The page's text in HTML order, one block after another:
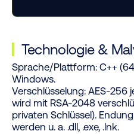
Technologie &
Sprache/Plattform:C++
Windows.
Verschlüsselung:AES-256
wird mit RSA-2048
privaten Schlüssel).
werden u. a. .dll, .exe, .lnk.